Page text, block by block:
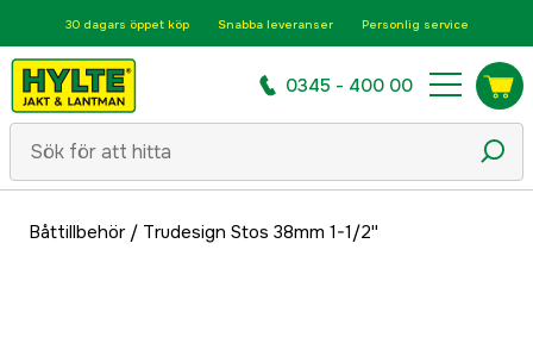
30 dagars öppet köp Snabba leveranser Personlig service
0345 - 400 00
Båttillbehör/ Trudesign Stos 38mm 1-1/2''